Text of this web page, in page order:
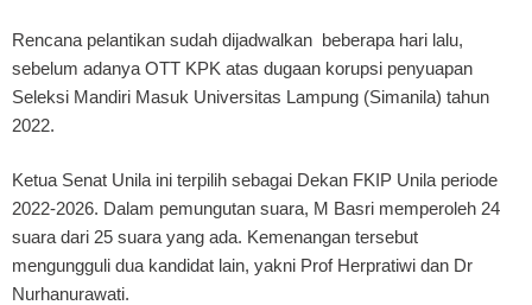
Rencana pelantikan sudah dijadwalkan beberapa hari lalu,
sebelum adanya OTT KPK atas dugaan korupsi penyuapan
Seleksi Mandiri Masuk Universitas Lampung (Simanila) tahun
2022.
Ketua Senat Unila ini terpilih sebagai Dekan FKIP Unila periode
2022-2026. Dalam pemungutan suara, M Basri memperoleh 24
suara dari 25 suara yang ada. Kemenangan tersebut
mengungguli dua kandidat lain, yakni Prof Herpratiwi dan Dr
Nurhanurawati.